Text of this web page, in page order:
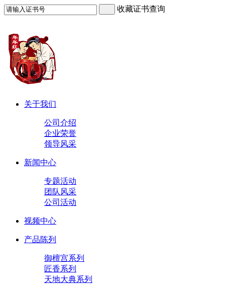
收藏证书查询
关于我们
公司介绍
企业荣誉
领导风采
新闻中心
专题活动
团队风采
公司活动
视频中心
产品陈列
御檀宫系列
匠香系列
天地大典系列